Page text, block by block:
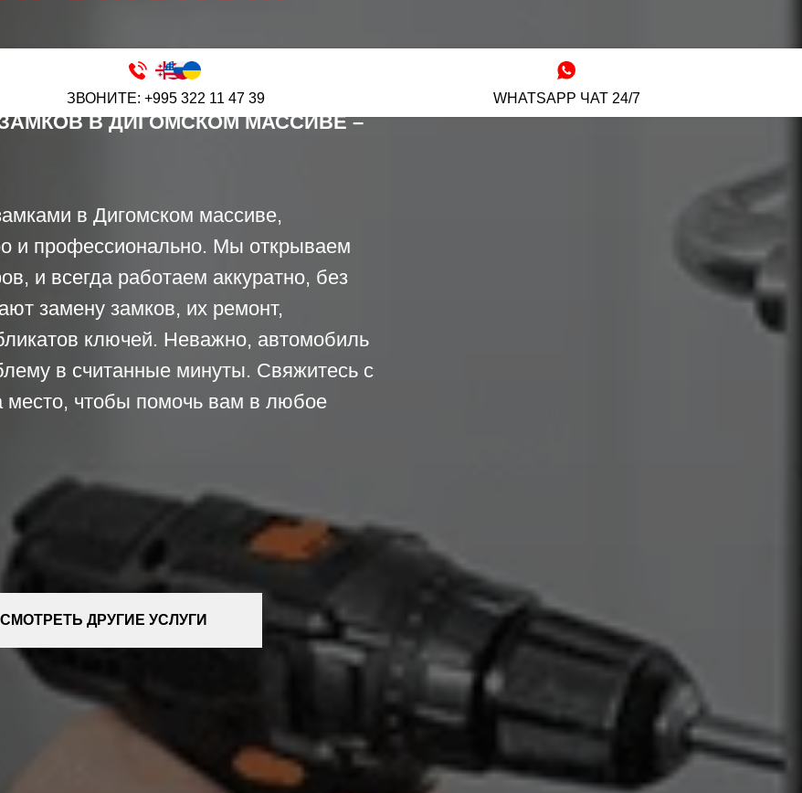
WHATSAPP ЧАТ 24/7
ЗВОНИТЕ: +995 322 11 47 39
В ДИГОМСКОМ МАССИВЕ –
в Дигомском массиве,
и профессионально. Мы открываем
и всегда работаем аккуратно, без
замену замков, их ремонт,
ключей. Неважно, автомобиль
в считанные минуты. Свяжитесь с
чтобы помочь вам в любое
СМОТРЕТЬ ДРУГИЕ УСЛУГИ